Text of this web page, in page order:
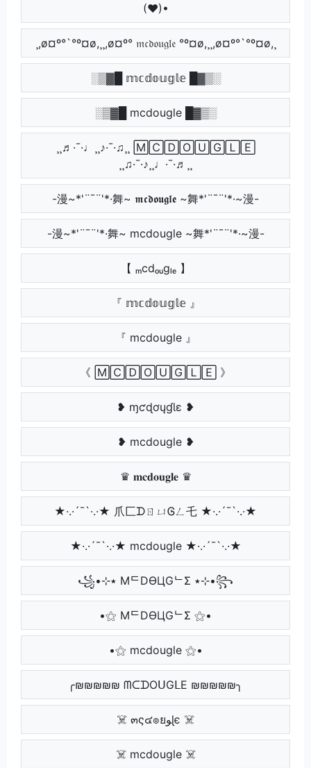
(♥)•
¸,ø¤º°`°º¤ø,¸¸,ø¤º° 𝔪𝔠𝔡𝔬𝔲𝔤𝔩𝔢 °º¤ø,¸¸,ø¤º°`°º¤ø,¸
░▒▓█ 𝕞𝕔𝕕𝕠𝕦𝕘𝕝𝕖 █▓▒░
░▒▓█ mcdougle █▓▒░
¸¸♬·¯·♩¸¸♪·¯·♫¸¸ 🄼🄲🄳🄾🅄🄶🄻🄴
¸¸♫·¯·♪¸¸♩·¯·♬¸¸
-漫~*'¨¯¨'*·舞~ 𝖒𝖈𝖉𝖔𝖚𝖌𝖑𝖊 ~舞*'¨¯¨'*·~漫-
-漫~*'¨¯¨'*·舞~ mcdougle ~舞*'¨¯¨'*·~漫-
【 ₘcdₒᵤgₗₑ 】
『 𝕞𝕔𝕕𝕠𝕦𝕘𝕝𝕖 』
『 mcdougle 』
《 🄼🄲🄳🄾🅄🄶🄻🄴 》
❥ ɱƈɖơųɠƖɛ ❥
❥ mcdougle ❥
♛ 𝐦𝐜𝐝𝐨𝐮𝐠𝐥𝐞 ♛
★·.·´¯`·.·★ 爪匚ᗪㄖㄩᎶㄥ乇 ★·.·´¯`·.·★
★·.·´¯`·.·★ mcdougle ★·.·´¯`·.·★
꧁•⊹٭ MᄃDӨЦGᄂΣ ٭⊹•꧂
•⚝ MᄃDӨЦGᄂΣ ⚝•
•⚝ mcdougle ⚝•
╭₪₪₪₪₪ ᗰᑕᗪOᑌGᒪE ₪₪₪₪₪╮
☠️ ๓ς๔๏ยﻮɭє ☠️
☠️ mcdougle ☠️